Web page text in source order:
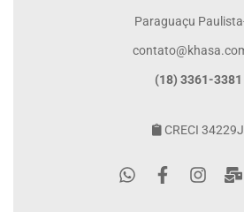
Paraguaçu
(18) 3361-3381
CRECI 34229J